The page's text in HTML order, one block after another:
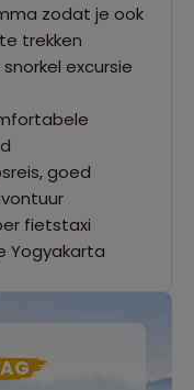
zodat je ook
trekken
excursie
goed
fietstaxi
Yogyakarta